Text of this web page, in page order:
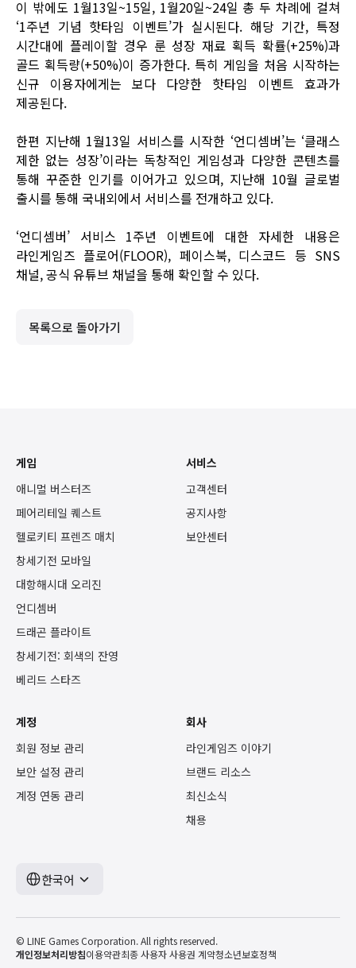
이 밖에도 1월13일~15일, 1월20일~24일 총 두 차례에 걸쳐
‘1주년 기념 핫타임 이벤트’가 실시된다. 해당 기간, 특정
시간대에 플레이할 경우 룬 성장 재료 획득 확률(+25%)과
골드 획득량(+50%)이 증가한다. 특히 게임을 처음 시작하는
신규 이용자에게는 보다 다양한 핫타임 이벤트 효과가
제공된다.
한편 지난해 1월13일 서비스를 시작한 ‘언디셈버’는 ‘클래스
제한 없는 성장’이라는 독창적인 게임성과 다양한 콘텐츠를
통해 꾸준한 인기를 이어가고 있으며, 지난해 10월 글로벌
출시를 통해 국내외에서 서비스를 전개하고 있다.
‘언디셈버’ 서비스 1주년 이벤트에 대한 자세한 내용은
라인게임즈 플로어(FLOOR), 페이스북, 디스코드 등 SNS
채널,공식 유튜브 채널을 통해 확인할 수 있다.
목록으로 돌아가기
게임
애니멀 버스터즈
페어리테일 퀘스트
헬로키티 프렌즈 매치
창세기전 모바일
대항해시대 오리진
언디셈버
드래곤 플라이트
창세기전: 회색의 잔영
베리드 스타즈
서비스
고객센터
공지사항
보안센터
계정
회원 정보 관리
보안 설정 관리
계정 연동 관리
회사
라인게임즈 이야기
브랜드 리소스
최신소식
채용
한국어
© LINE Games Corporation. All rights reserved.
개인정보처리방침이용약관최종 사용자 사용권 계약청소년보호정책